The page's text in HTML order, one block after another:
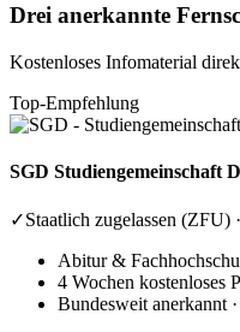
Drei anerkannte
Kostenloses Infomaterial
Top-Empfehlung
SGD Studiengemeinschaft
✓Staatlich zugelassen (ZFU)
Abitur &
4 Wochen kostenloses
Bundesweit anerkannt